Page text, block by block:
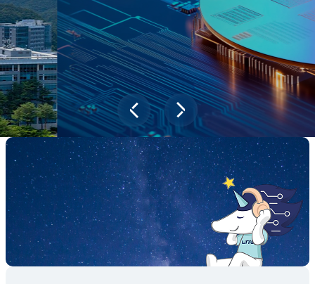
새내기학부에서
전공탐색 프로그램을 통해 나에게 맞는 최
적의 전공을 찾아보세요.
전공탐색 가이드 바로가기